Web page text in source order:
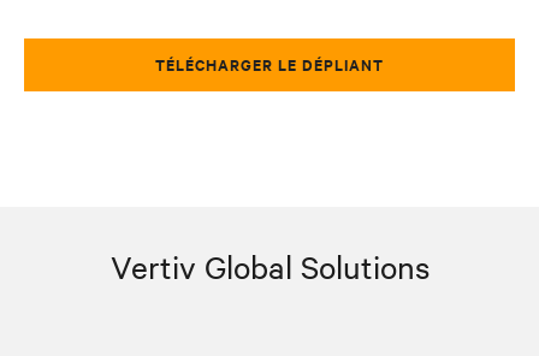
TÉLÉCHARGER LE DÉPLIANT
Vertiv Global Solutions